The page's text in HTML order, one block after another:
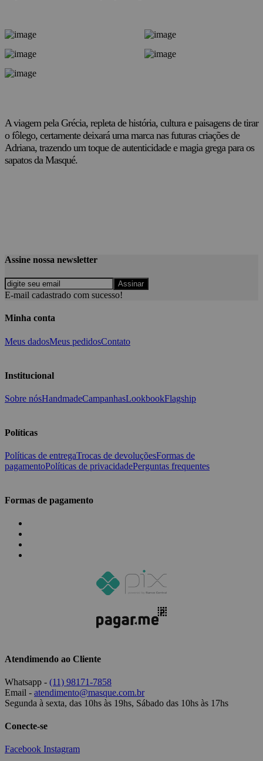
A viagem pela Grécia, repleta de história, cultura e paisagens de tirar
o fôlego, certamente deixará uma marca nas futuras criações de
Adriana, trazendo um toque de autenticidade e magia grega para os
sapatos da Masqué.
Assine nossa newsletter
Assinar
E-mail cadastrado com sucesso!
Minha conta
Meus dadosMeus pedidosContato
Institucional
Sobre nósHandmadeCampanhasLookbookFlagship
Políticas
Políticas de entregaTrocas de devoluçõesFormas de
pagamentoPolíticas de privacidadePerguntas frequentes
Formas de pagamento
Atendimendo ao Cliente
Whatsapp - (11) 98171-7858
Email - atendimento@masque.com.br
Segunda à sexta, das 10hs às 19hs, Sábado das 10hs às 17hs
Conecte-se
Facebook Instagram